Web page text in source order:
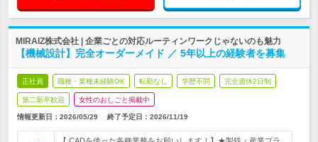
MIRAIZ株式会社 | 企業ごとの対応ルーティンワークじゃないのも魅力
【機械設計】完全オーダーメイド ／ 5年以上の経験者を募集
正社員 職種・業種未経験OK 転勤なし 学歴不問 完全週休2日制
第二新卒歓迎 女性のおしごと掲載中
情報更新日：2026/05/29 終了予定日： 2026/11/19